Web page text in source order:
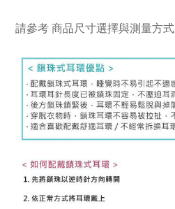
請參考商品尺寸選擇與測量方式